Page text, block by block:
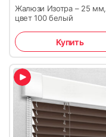
Жалюзи Изотра – 25 мм,
цвет 100 белый
Купить